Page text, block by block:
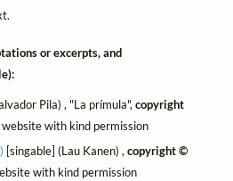
or excerpts, and
Pila) , "La prímula",copyright
with kind permission
[singable] (Lau Kanen) ,copyright ©
with kind permission